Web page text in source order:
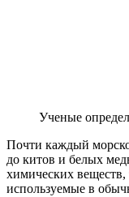
Ученые
Почти каждый
до китов и белых
химических
используемые в